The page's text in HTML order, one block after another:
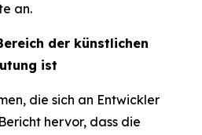
an.
der künstlichen
ist
die sich an Entwickler
hervor, dass die